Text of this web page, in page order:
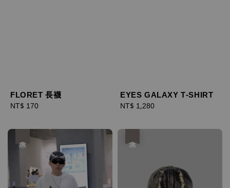
FLORET 長襪
Regular
NT$ 170
EYES GALAXY T-SHIRT
Regular
NT$ 1,280